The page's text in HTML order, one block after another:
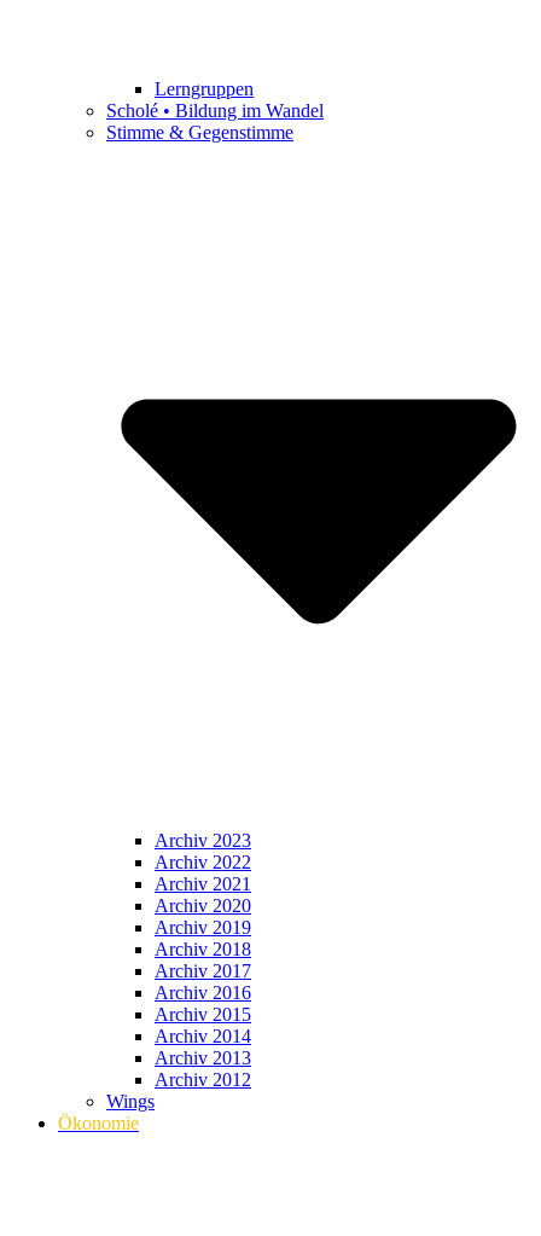
Lerngruppen
Scholé • Bildung im Wandel
Stimme & Gegenstimme
Archiv 2023
Archiv 2022
Archiv 2021
Archiv 2020
Archiv 2019
Archiv 2018
Archiv 2017
Archiv 2016
Archiv 2015
Archiv 2014
Archiv 2013
Archiv 2012
Wings
Ökonomie